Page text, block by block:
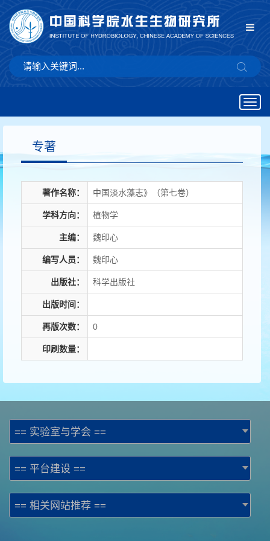
专著
著作名称： 中国淡水藻志》（第七卷）
学科方向： 植物学
主编： 魏印心
编写人员： 魏印心
出版社： 科学出版社
出版时间：
再版次数： 0
印刷数量：
== 实验室与学会 ==
== 平台建设 ==
== 相关网站推荐 ==